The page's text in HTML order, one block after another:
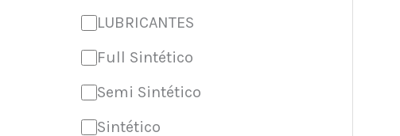
LUBRICANTES
Full Sintético
Semi Sintético
Sintético